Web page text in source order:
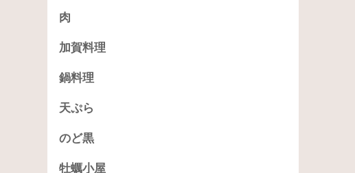
肉
加賀料理
鍋料理
天ぷら
のど黒
牡蠣小屋